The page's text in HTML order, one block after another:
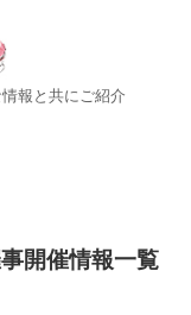
報と共にご紹介
開催情報一覧